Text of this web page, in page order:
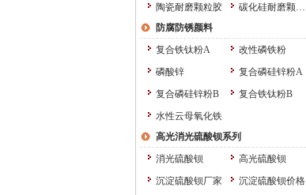
陶瓷耐磨颗粒胶
碳化硅耐磨颗粒胶
防腐防锈颜料
复合铁钛粉A
改性磷铁粉
磷酸锌
复合磷硅锌粉A
复合磷硅锌粉B
复合铁钛粉B
水性云母氧化铁
高光消光硫酸钡系列
消光硫酸钡
高光硫酸钡
沉淀硫酸钡厂家
沉淀硫酸钡价格